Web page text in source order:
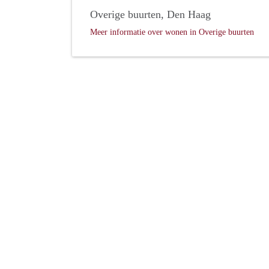
Overige buurten, Den Haag
Meer informatie over wonen in Overige buurten